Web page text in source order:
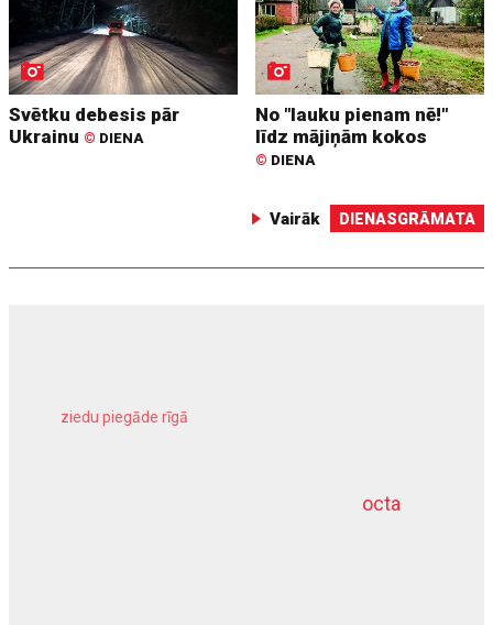
Svētku debesis pār
Ukrainu © DIENA
No "lauku pienam nē!"
līdz mājiņām kokos
© DIENA
Vairāk DIENASGRĀMATA
octa
ziedu piegāde rīgā
dziļurbums